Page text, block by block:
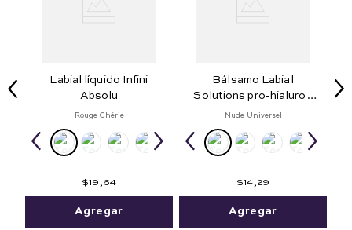
Labial líquido Infini
Absolu
Rouge Chérie
$19 ,64
Agregar
Bálsamo Labial
Solutions pro-hialuron
Balm
Nude Universel
$14,29
Agregar